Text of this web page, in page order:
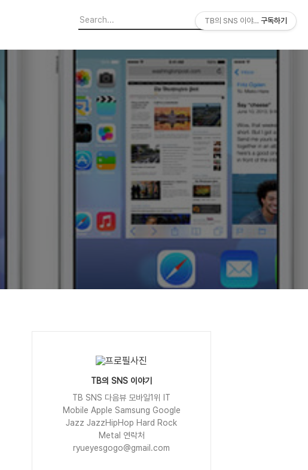
TB의 SNS 이야기
TB SNS 다음뷰 모바일1위 IT
Mobile Apple Samsung Google
Jazz JazzHipHop Hard Rock
Metal 연락처
ryueyesgogo@gmail.com
TB의 SNS 이야기 구독하기